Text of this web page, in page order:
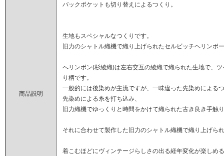
商品説明
バックポケットも切り替えによるつくり。
生地もスペシャルなつくりです。
旧力のシャトル織機で織り上げられたセルビッチヘリンボ
へリンボン(杉綾織)は左右交互の綾織で織られた生地で、
り柄です。
一般的には後染めが主流ですが、一味違った先染めによる
先染めによる糸を打ち込み、
旧力織機でゆっくりと時間をかけて織られた古き良き手触
それに合わせて製作した旧力のシャトル織機で織り上げら
着こむほどにヴィンテージらしさの出る経年変化が楽しめ